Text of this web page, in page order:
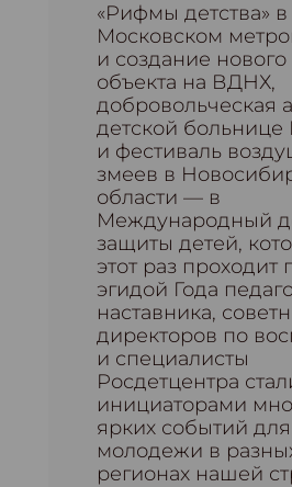
«Рифмы детства» в
Московском
и создание нового
объекта на ВДНХ,
добровольческая
детской больнице
и фестиваль
змеев в
области — в
Международный
защиты детей,
этот раз проходит
эгидой Года
наставника,
директоров по
и специалисты
Росдетцентра
инициаторами
ярких событий
молодежи в
регионах нашей